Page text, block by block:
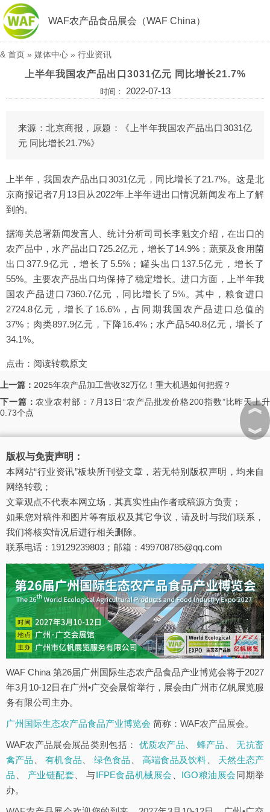
WAF农产品食品展会（WAF China）
& 首页 » 媒体中心 » 行业资讯
上半年我国农产品出口3031亿元 同比增长21.7%
时间： 2022-07-13
来源：北京商报，原题：《上半年我国农产品出口3031亿
元 同比增长21.7%》
上半年，我国农产品出口3031亿元，同比增长了21.7%。这是北
京商报记者7月13日从2022年上半年进出口情况新闻发布上了解
到的。
据海关总署新闻发言人、统计分析司司长李魁文介绍，在出口的
农产品中，水产品出口725.2亿元，增长了14.9%；蔬菜及食用菌
出口377.9亿元，增长了5.5%；罐头出口137.5亿元，增长了
55%。主要农产品出口均保持了稳定增长。进口方面，上半年我
国农产品进口7360.7亿元，同比增长了5%。其中，粮食进口
2724.8亿元，增长了16.6%，占同期我国农产品进口总值的
37%；肉类897.9亿元，下降16.4%；水产品540.8亿元，增长了
34.1%。
点击： 阅读转载原文
上一篇： 2025年农产品加工营收32万亿！重大机遇如何把握？
下一篇： 农业农村部：7月13日“农产品批发价格200指数”比昨天上升
0.73个点
版权与免责声明：
本网站“行业资讯”板块所刊登文章，若无特别版权声明，均来自
网络转载；
文章观点不代表本网立场，其真实性由作者或稿源方负责；
如果您对稿件和图片等有版权及其它争议，请及时与我们联系，
我们将核实情况后进行相关删除。
联系电话：19129239803；邮箱：499708785@qq.com
WAF China 第26届广州国际生态农产品食品产业博览会将于2027
年3月10-12日在广州•广交会展馆举行，展会由广州市亿帆展览服
务有限公司主办。
广州国际生态农产品食品产业博览会 简称：WAF农产品展会。
WAF农产品展会展品类别包括： 优质农产品 蜂产品 、无抗畜
禽产品
、有机食品 绿色食品 高端食品及饮料
天然生态产
品
产业链配套 、 与IFPE食品机械展会 IGO粮油展会同期举
办。
︽
︾